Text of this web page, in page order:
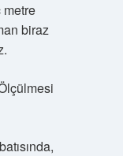
metre
biraz